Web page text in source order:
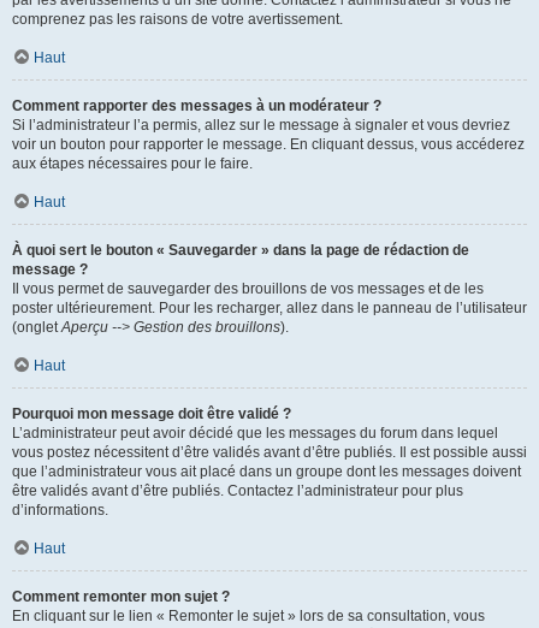
comprenez pas les raisons de votre avertissement.
Haut
Comment rapporter des messages à un modérateur ?
Si l’administrateur l’a permis, allez sur le message à signaler et vous devriez
voir un bouton pour rapporter le message. En cliquant dessus, vous accéderez
aux étapes nécessaires pour le faire.
Haut
À quoi sert le bouton « Sauvegarder » dans la page de rédaction de
message ?
Il vous permet de sauvegarder des brouillons de vos messages et de les
poster ultérieurement. Pour les recharger, allez dans le panneau de l’utilisateur
(ongletAperçu --> Gestion des brouillons).
Haut
Pourquoi mon message doit être validé ?
L’administrateur peut avoir décidé que les messages du forum dans lequel
vous postez nécessitent d’être validés avant d’être publiés. Il est possible aussi
que l’administrateur vous ait placé dans un groupe dont les messages doivent
être validés avant d’être publiés. Contactez l’administrateur pour plus
d’informations.
Haut
Comment remonter mon sujet ?
En cliquant sur le lien « Remonter le sujet » lors de sa consultation, vous